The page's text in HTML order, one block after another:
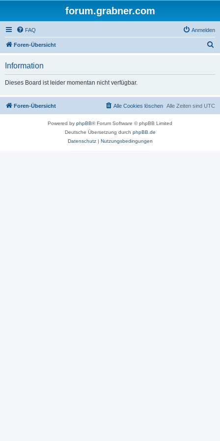
forum.grabner.com
FAQ Anmelden
Foren-Übersicht
Information
Dieses Board ist leider momentan nicht verfügbar.
Foren-Übersicht Alle Zeiten sind UTC
Alle Cookies löschen
Powered by phpBB® Forum Software © phpBB Limited
Deutsche Übersetzung durch phpBB.de
Datenschutz| Nutzungsbedingungen